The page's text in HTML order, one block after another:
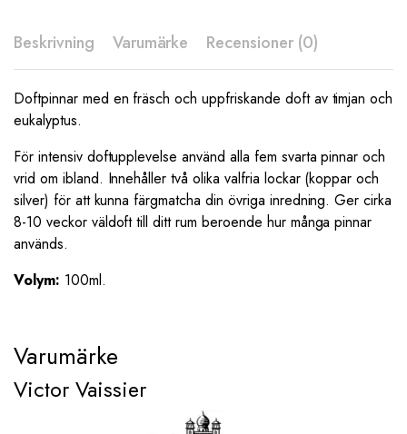
Beskrivning Varumärke Recensioner (0)
Doftpinnar med en fräsch och uppfriskande doft av timjan och
eukalyptus.
För intensiv doftupplevelse använd alla fem svarta pinnar och
vrid om ibland. Innehåller två olika valfria lockar (koppar och
silver) för att kunna färgmatcha din övriga inredning. Ger cirka
8-10 veckor väldoft till ditt rum beroende hur många pinnar
används.
Volym: 100ml.
Varumärke
Victor Vaissier